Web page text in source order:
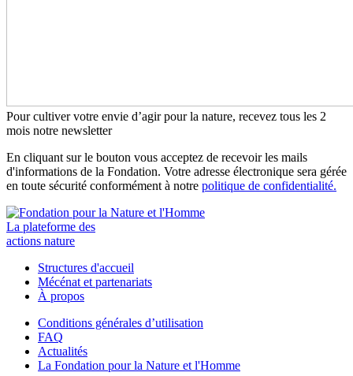
Pour cultiver votre envie d’agir pour la nature, recevez tous les 2
mois notre newsletter
En cliquant sur le bouton vous acceptez de recevoir les mails
d'informations de la Fondation. Votre adresse électronique sera gérée
en toute sécurité conformément à notre politique de confidentialité.
La plateforme des
actions nature
Structures d'accueil
Mécénat et partenariats
À propos
Conditions générales d’utilisation
FAQ
Actualités
La Fondation pour la Nature et l'Homme